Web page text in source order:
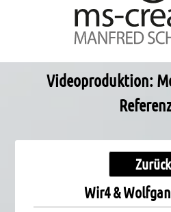
Videoproduktion:
Zurück
Wir4 &